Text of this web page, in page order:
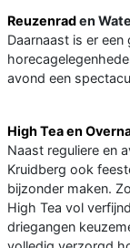
Reuzenraden
Daarnaast is er
avond een
High Tea en
Naast reguliere en
Kruidberg ook
bijzonder maken.
High Tea vol
driegangen